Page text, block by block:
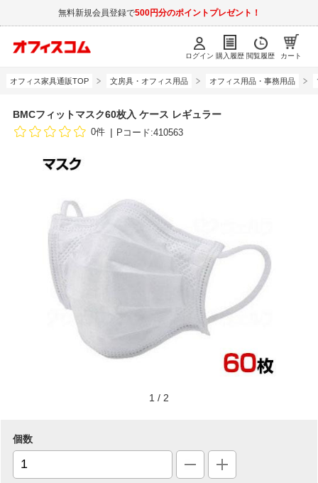
無料新規会員登録で500円分のポイントプレゼント！
ログイン 購入履歴 閲覧履歴 カート
オフィス家具通販TOP 文房具・オフィス用品 オフィス用品・事務用品
BMCフィットマスク60枚入 ケース レギュラー
0件 Pコード:410563
1 / 2
個数